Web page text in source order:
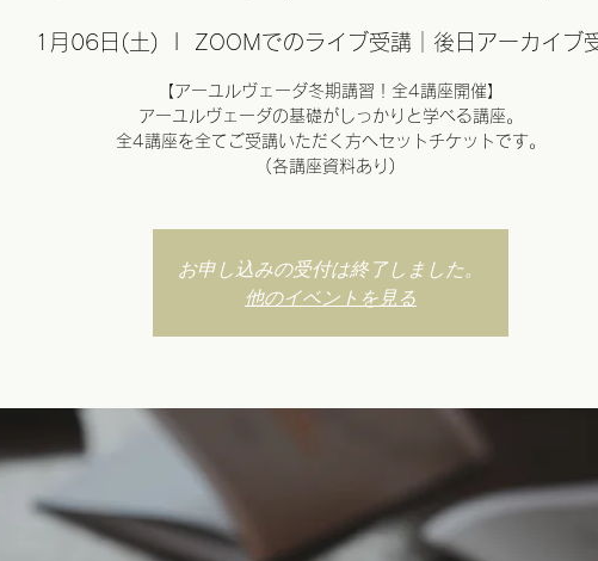
1月06日(土) ZOOMでのライブ受講｜後日アーカイブ
【アーユルヴェーダ冬期講習！全4講座開催】
アーユルヴェーダの基礎がしっかりと学べる講座。
全4講座を全てご受講いただく方へセットチケットです。
(各講座資料あり)
お申し込みの受付は終了しました。
他のイベントを見る